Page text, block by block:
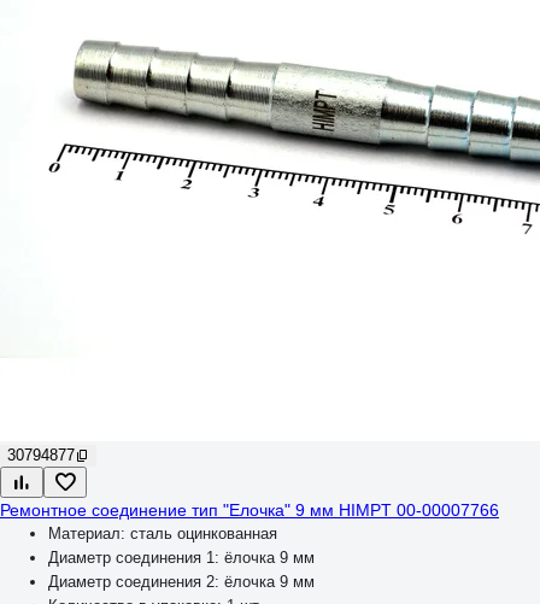
30794877
Ремонтное соединение тип "Елочка" 9 мм HIMPT 00-00007766
Материал: сталь оцинкованная
Диаметр соединения 1: ёлочка 9 мм
Диаметр соединения 2: ёлочка 9 мм